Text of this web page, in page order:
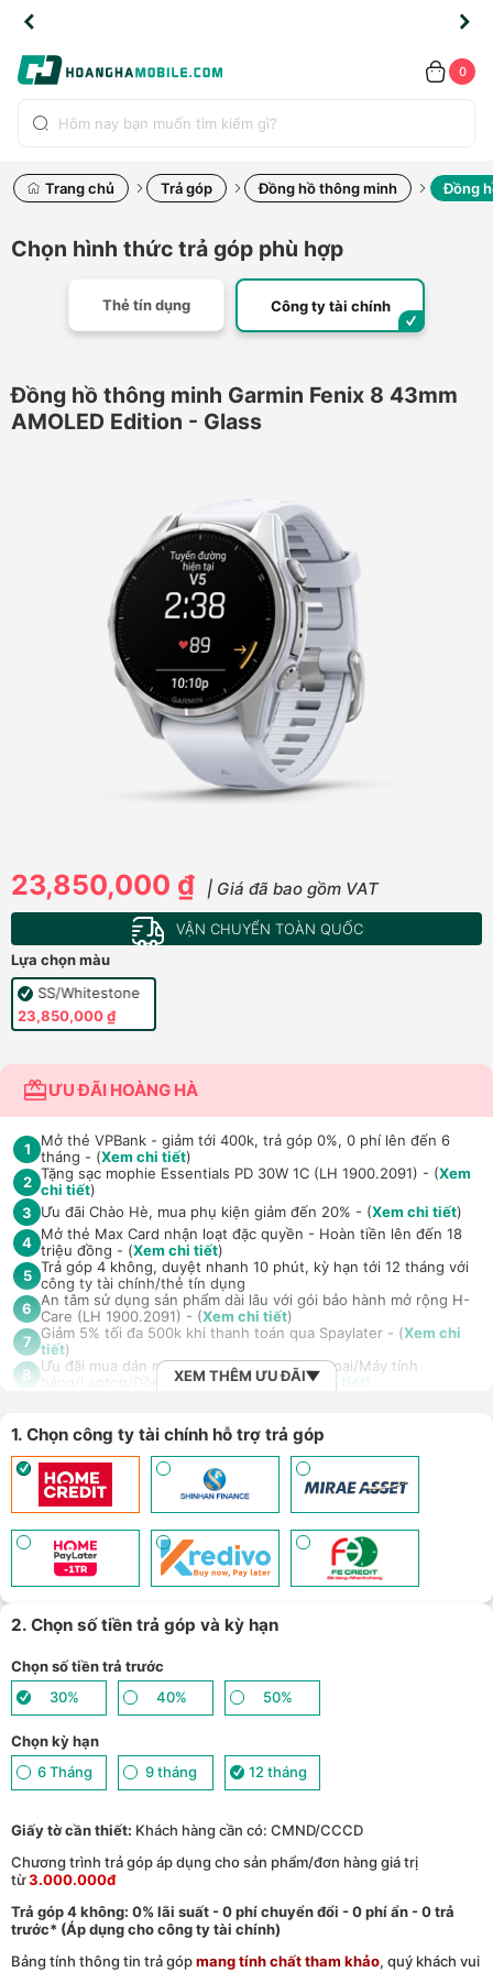
0
Trang chủ Trả góp Đồng hồ thông minh Đồng
Chọn hình thức trả góp phù hợp
Thẻ tín dụng Công ty tài chính
Đồng hồ thông minh Garmin Fenix 8 43mm
AMOLED Edition - Glass
23,850,000 ₫ | Giá đã bao gồm VAT
VẬN CHUYỂN TOÀN QUỐC
Lựa chọn màu
Silver SS/Whitestone
23,850,000 ₫
ƯU ĐÃI HOÀNG HÀ
1
Mở thẻ VPBank - giảm tới 400k, trả góp 0%, 0 phí lên đến 6
tháng - (Xem chi tiết)
2 Tặng sạc mophie Essentials PD 30W 1C (LH 1900.2091) - (Xem
chi tiết)
3
Ưu đãi Chào Hè, mua phụ kiện giảm đến 20% - (Xem chi tiết)
4 Mở thẻ Max Card nhận loạt đặc quyền - Hoàn tiền lên đến 18
triệu đồng - (Xem chi tiết)
5 Trả góp 4 không, duyệt nhanh 10 phút, kỳ hạn tới 12 tháng với
công ty tài chính/thẻ tín dụng
6 An tâm sử dụng sản phẩm dài lâu với gói bảo hành mở rộng H-
Care (LH 1900.2091) - (Xem chi tiết)
7 Giảm 5% tối đa 500k khi thanh toán qua Spaylater - (Xem chi
tiết)
8
Ưu đãi mua dán màn hình kèm máy Điện thoại/Máy tính
bảng/Laptop/Đồng hồ giảm 10% - (Xem chi tiết
hồ thông minh - ( Xem chi tiết)
10
TPBank Evo - Giảm đến 500.000đ, trả góp 0%, 0 phí lên đến 6
tháng - (Xem chi tiết
Giảm tới 500.000đ khi thanh toán qua Homepaylater - (
tiết)
12
Giảm ngay 50.000đ khi mua gói cước di động Mobifone, Vnsky
lên tới 6GB data/ngày - Trải nghiệm 5G chỉ 99k/tháng - (
tiết)
Nhận báo giá tốt nhất cho khách hàng doanh nghiệp B2B khi
mua số lượng lớn - ( Xem chi tiết)
XEM THÊM ƯU ĐÃI
1. Chọn công ty tài chính hỗ trợ trả góp
2. Chọn số tiền trả góp và kỳ hạn
Chọn số tiền trả trước
30%
40% 50%
Chọn kỳ hạn
6 Tháng
9 tháng 12 tháng
Giấy tờ cần thiết: Khách hàng cần có: CMND/CCCD
Chương trình trả góp áp dụng cho sản phẩm/đơn hàng giá trị
từ3.000.000đ
Trả góp 4 không: 0% lãi suất - 0 phí chuyển đổi - 0 phí ẩn - 0 trả
trước* (Áp dụng cho công ty tài chính)
Bảng tính thông tin trả gópmang tính chất tham khảo, quý khách vui